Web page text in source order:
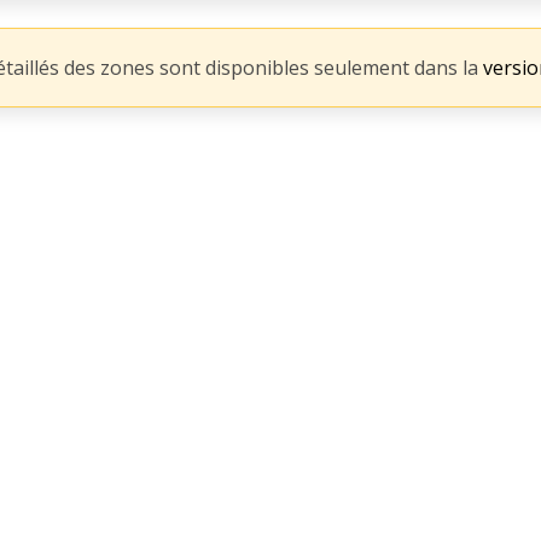
des zones sont disponibles seulement dans la